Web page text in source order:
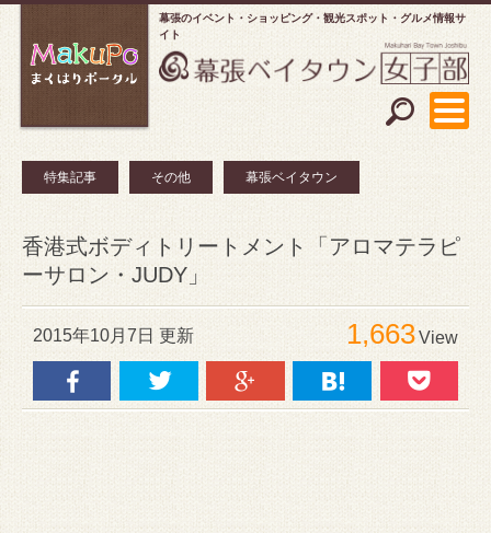
幕張のイベント・ショッピング
観光スポット・グルメ情報サ
イト
特集記事 その他 幕張ベイタウン
香港式ボディトリートメント「アロマテラピ
ーサロン・JUDY」
2015年10月7日 更新 1,663View